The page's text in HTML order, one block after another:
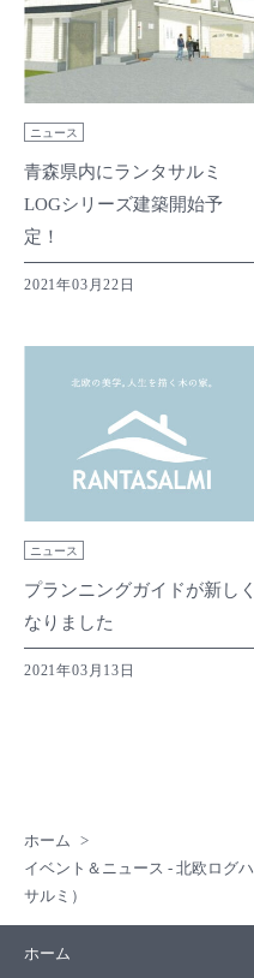
ニュース
青森県内にランタサルミ
LOGシリーズ建築開始予
定！
2021年03月22日
ニュース
プランニングガイドが新しく
なりました
2021年03月13日
ホーム
イベント＆ニュース - 北欧ログ
サルミ）
ホーム